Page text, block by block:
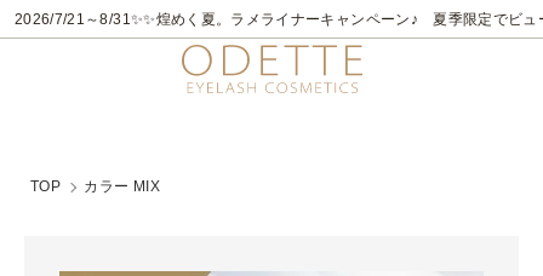
2026/7/21～8/31 ✨✨煌めく夏。ラメライナーキャンペーン♪ 夏季限定でビ
TOP カラー MIX